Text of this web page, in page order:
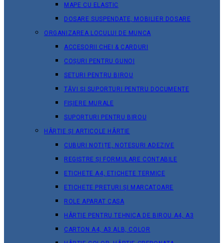
MAPE CU ELASTIC
DOSARE SUSPENDATE, MOBILIER DOSARE
ORGANIZAREA LOCULUI DE MUNCA
ACCESORII CHEI & СARDURI
COȘURI PENTRU GUNOI
SETURI PENTRU BIROU
TĂVI ȘI SUPORTURI PENTRU DOCUMENTE
FIȘIERE MURALE
SUPORTURI PENTRU BIROU
HÂRTIE ȘI ARTICOLE HÂRTIE
CUBURI NOTIȚE, NOTESURI ADEZIVE
REGISTRE ȘI FORMULARE CONTABILE
ETICHETE A4, ETICHETE TERMICE
ETICHETE PRETURI ȘI MARCATOARE
ROLE APARAT CASA
HÂRTIE PENTRU TEHNICA DE BIROU A4, A3
CARTON A4, A3 ALB, COLOR